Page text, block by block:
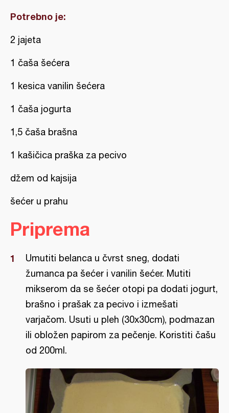
Potrebno je:
2 jajeta
1 čaša šećera
1 kesica vanilin šećera
1 čaša jogurta
1,5 čaša brašna
1 kašičica praška za pecivo
džem od kajsija
šećer u prahu
Priprema
Umutiti belanca u čvrst sneg, dodati
žumanca pa šećer i vanilin šećer. Mutiti
mikserom da se šećer otopi pa dodati jogurt,
brašno i prašak za pecivo i izmešati
varjačom. Usuti u pleh (30x30cm), podmazan
ili obložen papirom za pečenje. Koristiti čašu
od 200ml.